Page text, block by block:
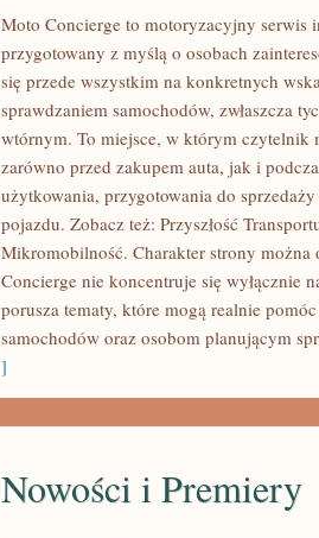
Moto Concierge to motoryzacyjny serwis
przygotowany z myślą o osobach
się przede wszystkim na konkretnych
sprawdzaniem samochodów, zwłaszcza
wtórnym. To miejsce, w którym czytelnik
zarówno przed zakupem auta, jak i
użytkowania, przygotowania do
pojazdu. Zobacz też: Przyszłość
Mikromobilność. Charakter strony
Concierge nie koncentruje się wyłącznie
porusza tematy, które mogą realnie
samochodów oraz osobom planującym
]
Nowości i Premiery